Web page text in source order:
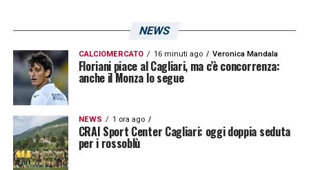
NEWS
CALCIOMERCATO 16 minuti ago Veronica Mandala
Floriani piace al Cagliari, ma c’è concorrenza:
anche il Monza lo segue
NEWS 1 ora ago
CRAI Sport Center Cagliari: oggi doppia seduta
per i rossoblù